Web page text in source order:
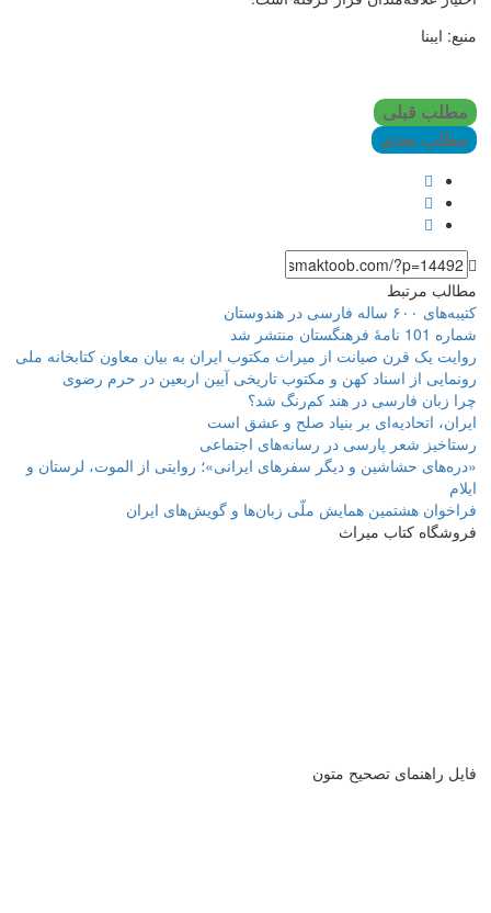
منبع: ایبنا
مطلب قبلی
مطلب بعدی
مطالب مرتبط
کتیبه‌های ۶۰۰ ساله فارسی در هندوستان
شماره 101 نامۀ فرهنگستان منتشر شد
روایت یک قرن صیانت از میراث مکتوب ایران به بیان معاون کتابخانه ملی
رونمایی از اسناد کهن و مکتوب تاریخی آیین اربعین در حرم رضوی
چرا زبان فارسی در هند کم‌رنگ شد؟
ایران، اتحادیه‌ای بر بنیاد صلح و عشق است
رستاخیز شعر پارسی در رسانه‌های اجتماعی
«دره‌های حشاشین و دیگر سفرهای ایرانی»؛ روایتی از الموت، لرستان و
ایلام
فراخوان هشتمین همایش ملّی زبان‌ها و گویش‌های ایران
فروشگاه کتاب میراث
فایل راهنمای تصحیح متون